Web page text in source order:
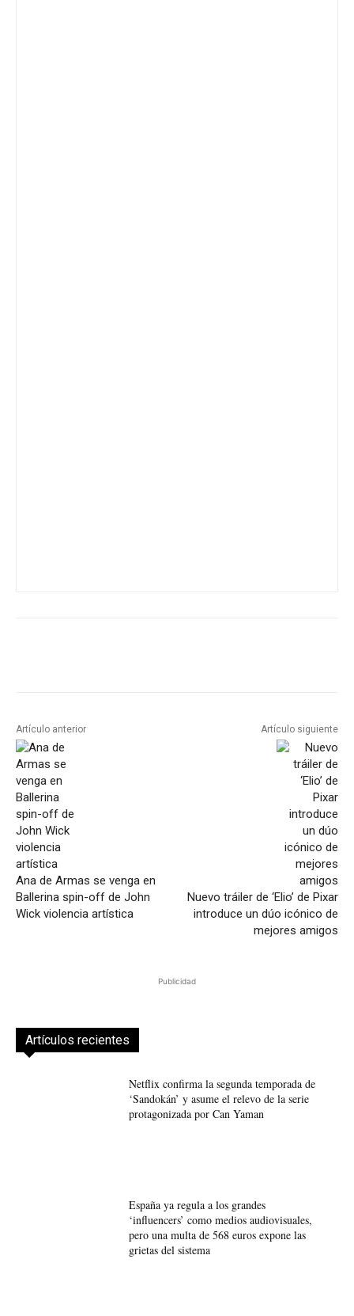
Artículo anterior
Ana de Armas se venga en
Ballerina spin-off de John
Wick violencia artística
Artículo siguiente
Nuevo tráiler de ‘Elio’ de Pixar
introduce un dúo icónico de
mejores amigos
Publicidad
Artículos recientes
Netflix confirma la segunda temporada de
‘Sandokán’ y asume el relevo de la serie
protagonizada por Can Yaman
España ya regula a los grandes
‘influencers’ como medios audiovisuales,
pero una multa de 568 euros expone las
grietas del sistema